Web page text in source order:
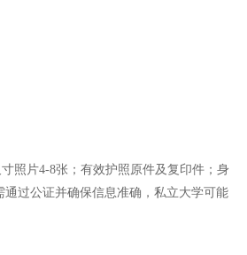
照片4-8张；有效护照原件及复印件；身
过公证并确保信息准确，私立大学可能